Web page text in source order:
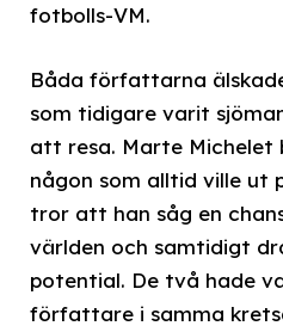
fotbolls-VM.
Båda författarna
som tidigare varit
att resa. Marte Michelet
någon som alltid ville ut
tror att han såg en
världen och samtidigt
potential. De två hade
författare i samma